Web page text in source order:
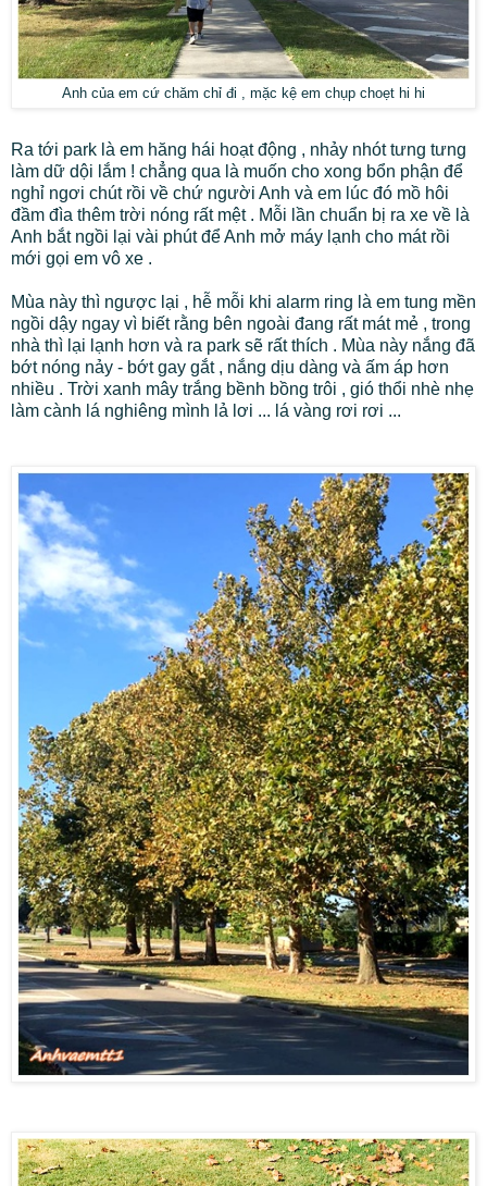
Anh của em cứ chăm chỉ đi , mặc kệ em chụp choẹt hi hi
Ra tới park là em hăng hái hoạt động , nhảy nhót tưng tưng
làm dữ dội lắm ! chẳng qua là muốn cho xong bổn phận để
nghỉ ngơi chút rồi về chứ người Anh và em lúc đó mồ hôi
đầm đìa thêm trời nóng rất mệt . Mỗi lần chuẩn bị ra xe về là
Anh bắt ngồi lại vài phút để Anh mở máy lạnh cho mát rồi
mới gọi em vô xe .
Mùa này thì ngược lại , hễ mỗi khi alarm ring là em tung mền
ngồi dậy ngay vì biết rằng bên ngoài đang rất mát mẻ , trong
nhà thì lại lạnh hơn và ra park sẽ rất thích . Mùa này nắng đã
bớt nóng nảy - bớt gay gắt , nắng dịu dàng và ấm áp hơn
nhiều . Trời xanh mây trắng bềnh bồng trôi , gió thổi nhè nhẹ
làm cành lá nghiêng mình lả lơi ... lá vàng rơi rơi ...